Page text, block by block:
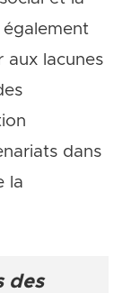
aux lacunes
dans
la
des